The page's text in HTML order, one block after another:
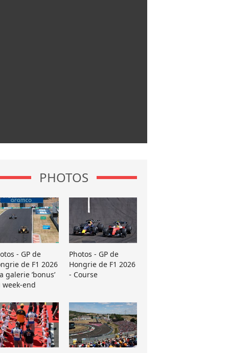
PHOTOS
- GP de
de F1 2026
galerie ’bonus’
week-end
Photos - GP de
Hongrie de F1 2026
- Course